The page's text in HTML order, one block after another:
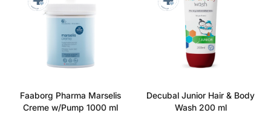
Faaborg Pharma Marselis
Creme w/Pump 1000 ml
Decubal Junior Hair & Body
Wash 200 ml